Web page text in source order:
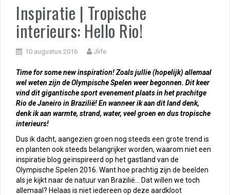
Inspiratie | Tropische
interieurs: Hello Rio!
10 augustus 2016 Jlife
Time for some new inspiration! Zoals jullie (hopelijk) allemaal
wel weten zijn de Olympische Spelen weer begonnen. Dit keer
vind dit gigantische sport evenement plaats in het prachitge
Rio de Janeiro in Brazilië! En wanneer ik aan dit land denk,
denk ik aan warmte, strand, water, veel groen en dus tropische
interieurs!
Dus ik dacht, aangezien groen nog steeds een grote trend is
en planten ook steeds belangrijker worden, waarom niet een
inspiratie blog geïnspireerd op het gastland van de
Olympische Spelen 2016. Want hoe prachtig zijn de beelden
als je kijkt naar de natuur van Brazilië… Dat willen we toch
allemaal? Helaas is niet iedereen op deze aardkloot